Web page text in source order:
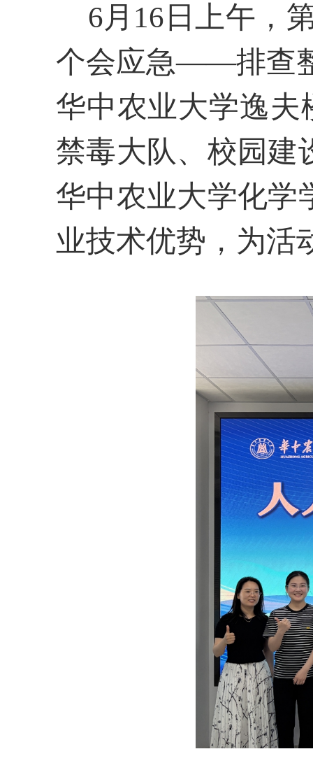
6月16日上午，
个会应急——排查
华中农业大学逸夫
禁毒大队、校园建
华中农业大学化学
业技术优势，为活